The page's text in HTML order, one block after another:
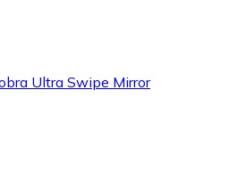
Ultra Swipe Mirror